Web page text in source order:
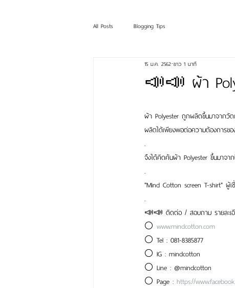
All Posts Blogging Tips
📣📣 ผ้า
15 ม.ค. 2562 ยาว 1 นาที
ผ้า Polyester ถูกผลิตขึ้นมาจากวั
ผลิตได้เพียงพอต่อความต้องการข
.
จึงได้คิดค้นผ้า Polyester ขึ้นมาจา
.
"Mind Cotton screen T-shirt" ผู้
.
📣📣 ติดต่อ / สอบถาม รายละเอี
⚪ www.mindcotton.com
⚪ Tel : 081-8385877
⚪ IG : mindcotton
⚪ Line : @mindcotton
⚪ Page : https://